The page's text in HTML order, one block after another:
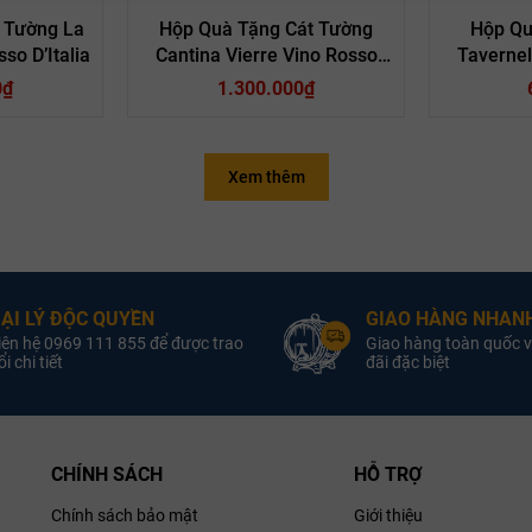
Tường La
D’Italia
d’Italia
New
Teas
kim cao
Hộp Quà Tặng Cát Tường
Cantina Vierre Vino Rosso
D’Italia
1.300.000₫
Vierre Vino Rosso d’Italia
1 hộp trà Anh Quốc New
English Teas
Jules Destrooper
Hộp quà bằng giấy ép kim cao
Hộp
1
2 lọ hạt
Xem thêm
LÝ ĐỘC QUYỀN
hệ 0969 111 855 để được trao
chi tiết
GIAO HÀNG
Giao hàng toàn quốc
đãi đặc biệt
CHÍNH SÁCH
Chính sách bảo mật
HỖ TRỢ
Giới thiệu